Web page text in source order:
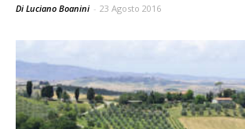
Di Luciano Boanini - 23 Agosto 2016